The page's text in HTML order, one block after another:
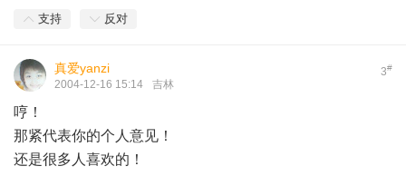
支持 反对
3#
真爱yanzi
2004-12-16 15:14 吉林
哼！
那紧代表你的个人意见！
还是很多人喜欢的！